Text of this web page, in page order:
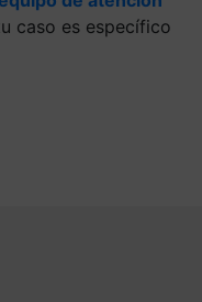
caso es específico